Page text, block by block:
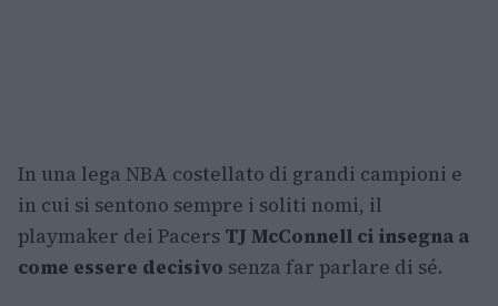
In una lega NBA costellato di grandi campioni e
in cui si sentono sempre i soliti nomi, il
playmaker dei Pacers TJ McConnell ci insegna a
come essere decisivo senza far parlare di sé.